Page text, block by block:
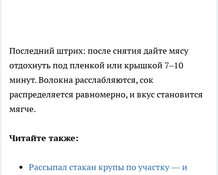
Последний штрих: после снятия дайте мясу
отдохнуть под пленкой или крышкой 7–10
минут. Волокна расслабляются, сок
распределяется равномерно, и вкус становится
мягче.
Читайте также:
Рассыпал стакан крупы по участку — и